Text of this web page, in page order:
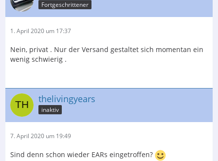
Fortgeschrittener
1. April 2020 um 17:37
Nein, privat . Nur der Versand gestaltet sich momentan ein
wenig schwierig .
thelivingyears
inaktiv
7. April 2020 um 19:49
Sind denn schon wieder EARs eingetroffen?